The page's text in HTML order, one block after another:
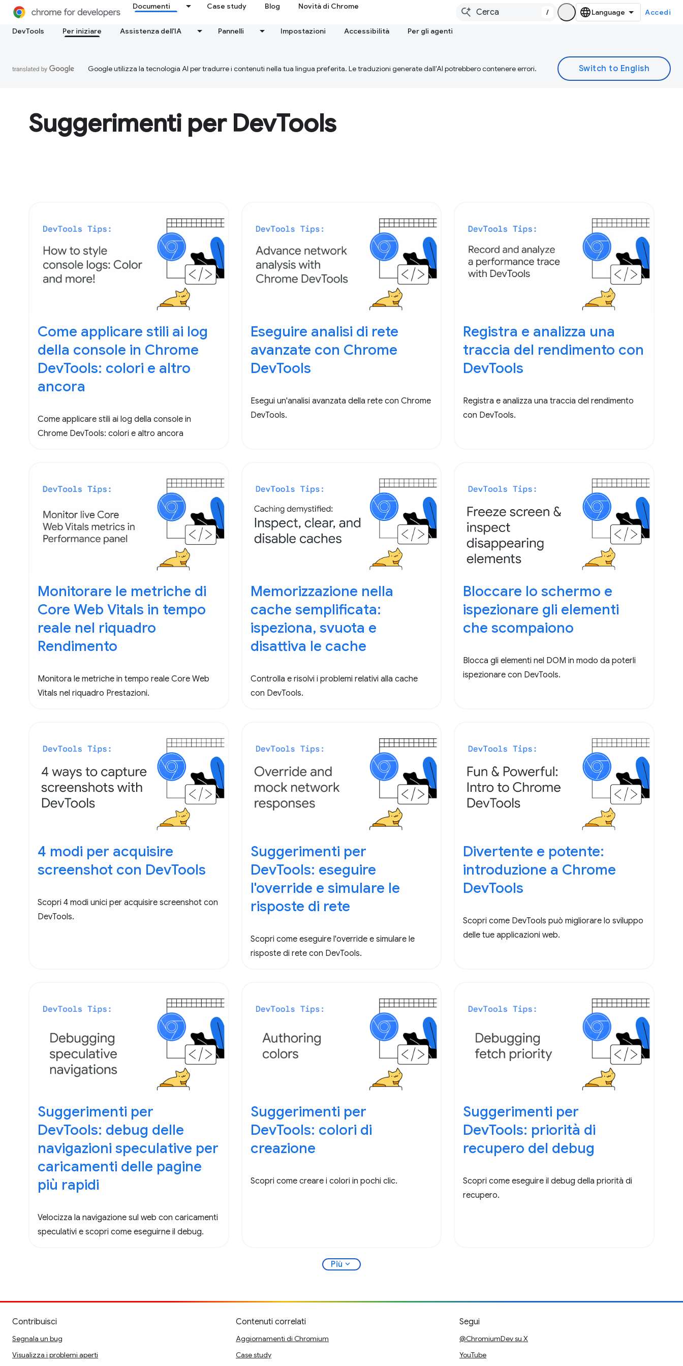
Documenti Case study Blog Novità di Chrome
/ Accedi
DevTools Per iniziare Assistenza dell'IA Pannelli Impostazioni Accessibilità Per gli agenti
Google utilizza la tecnologia AI per tradurre i contenuti nella tua lingua preferita. Le traduzioni generate dall'AI potrebbero contenere errori.
Suggerimenti per DevTools
Come applicare stili ai log
della console in Chrome
DevTools: colori e altro
ancora
Come applicare stili ai log della console in
Chrome DevTools: colori e altro ancora
Eseguire analisi di rete
avanzate con Chrome
DevTools
Esegui un'analisi avanzata della rete con Chrome
DevTools.
Registra e analizza una
traccia del rendimento con
DevTools
Registra e analizza una traccia del rendimento
con DevTools.
Monitorare le metriche di
Core Web Vitals in tempo
reale nel riquadro
Rendimento
Monitora le metriche in tempo reale Core Web
Vitals nel riquadro Prestazioni.
Memorizzazione nella
cache semplificata:
ispeziona, svuota e
disattiva le cache
Controlla e risolvi i problemi relativi alla cache
con DevTools.
Bloccare lo schermo e
ispezionare gli elementi
che scompaiono
Blocca gli elementi nel DOM in modo da poterli
ispezionare con DevTools.
4 modi per acquisire
screenshot con DevTools
Scopri 4 modi unici per acquisire screenshot con
DevTools.
Suggerimenti per
DevTools: eseguire
l'override e simulare le
risposte di rete
Scopri come eseguire l'override e simulare le
risposte di rete con DevTools.
Divertente e potente:
introduzione a Chrome
DevTools
Scopri come DevTools può migliorare lo sviluppo
delle tue applicazioni web.
Suggerimenti per
DevTools: debug delle
navigazioni speculative per
caricamenti delle pagine
più rapidi
Velocizza la navigazione sul web con caricamenti
speculativi e scopri come eseguirne il debug.
Suggerimenti per
DevTools: colori di
creazione
Scopri come creare i colori in pochi clic.
Suggerimenti per
DevTools: priorità di
recupero del debug
Scopri come eseguire il debug della priorità di
recupero.
Più expand_more
Contribuisci
Segnala un bug
Visualizza i problemi aperti
Contenuti correlati
Aggiornamenti di Chromium
Case study
Segui
@ChromiumDev su X
YouTube